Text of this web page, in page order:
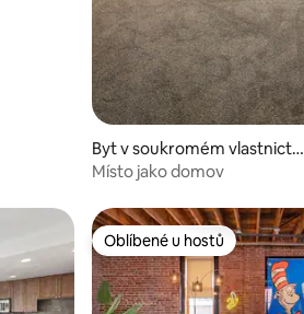
Byt v soukromém vlastnictví
ve městě Grain Valley
Místo jako domov
Oblíbené u hostů
Oblíbené u hostů